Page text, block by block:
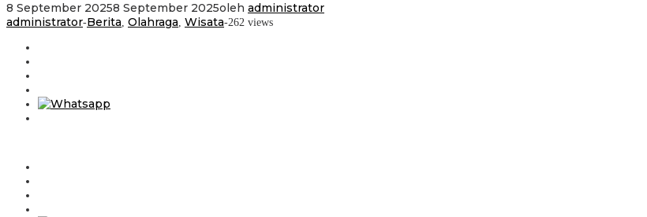
8 September 20258 September 2025oleh administrator
administrator-Berita, Olahraga, Wisata-262 views